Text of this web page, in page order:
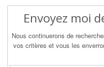
Envoyez moi
Nous continuerons de
vos critères et vous les